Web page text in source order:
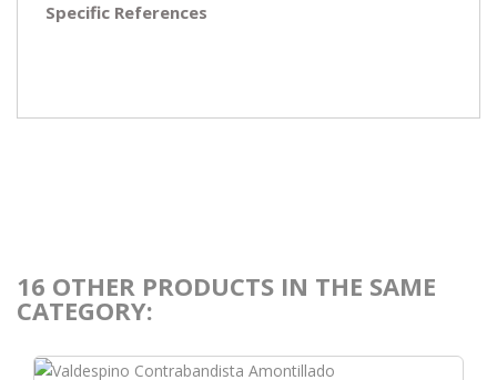
Specific References
16 OTHER PRODUCTS IN THE SAME
CATEGORY: